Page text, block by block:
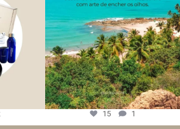
15 1